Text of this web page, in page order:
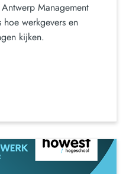
Management
werkgevers en
kijken.